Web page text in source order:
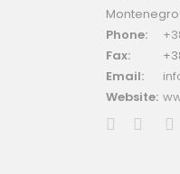
Montenegro
Phone:
Fax:
Email:
Website: